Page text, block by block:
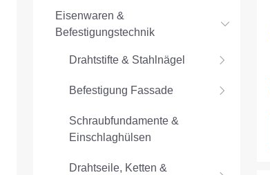
Eisenwaren &
Befestigungstechnik
Drahtstifte & Stahlnägel
Befestigung Fassade
Schraubfundamente &
Einschlaghülsen
Drahtseile, Ketten &